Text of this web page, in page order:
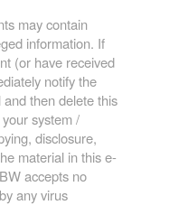
may contain
information. If
(or have received
notify the
then delete this
system /
disclosure,
material in this e-
accepts no
any virus